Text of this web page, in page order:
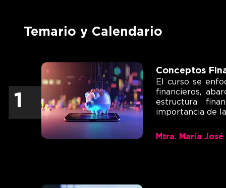
Temario y Calendario
Conceptos
El curso se
financieros,
estructura
importancia de
1
Mtra. María